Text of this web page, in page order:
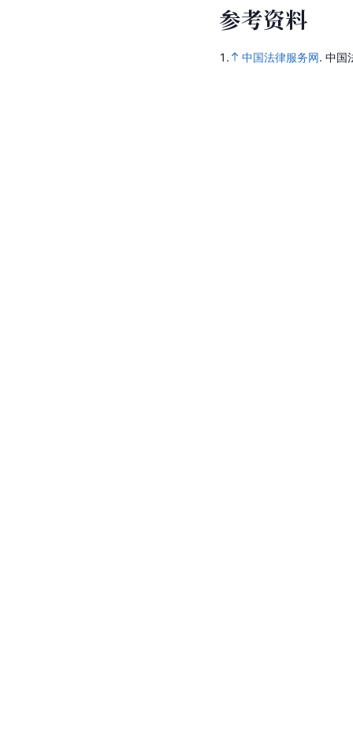
参考资料
1. 中国法律服务网. 中国